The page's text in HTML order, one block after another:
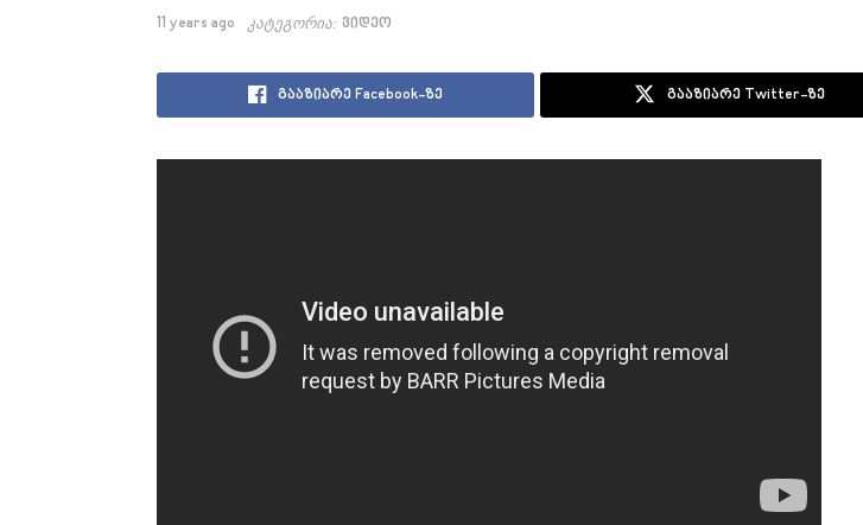
11 years ago კატეგორია: ვიდეო
გააზიარე Facebook-ზე გააზიარე Twitter-ზე